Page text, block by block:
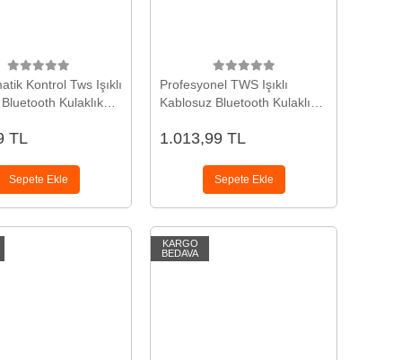
Kontrol Tws Işıklı
Kulaklık
TL
Sepete Ekle
Profesyonel TWS Işıklı
Kablosuz Bluetooth Kulaklık
1.013,99 TL
Sepete Ekle
KARGO
BEDAVA